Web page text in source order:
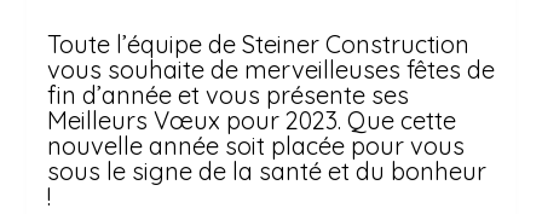
Toute l’équipe de Steiner Construction
vous souhaite de merveilleuses fêtes de
fin d’année et vous présente ses
Meilleurs Vœux pour 2023. Que cette
nouvelle année soit placée pour vous
sous le signe de la santé et du bonheur
!